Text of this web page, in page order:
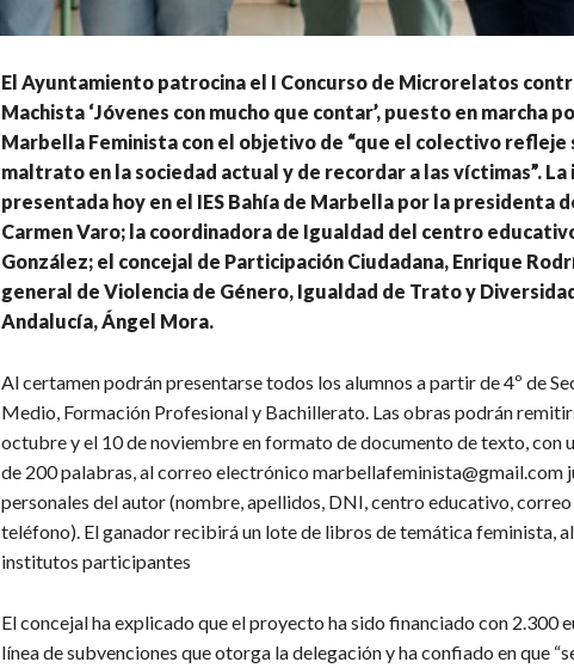
El Ayuntamiento patrocina el I Concurso de Microrelatos
Machista ‘Jóvenes con mucho que contar’, puesto en marcha
Marbella Feminista con el objetivo de “que el colectivo refleje
maltrato en la sociedad actual y de recordar a las víctimas”. La
presentada hoy en el IES Bahía de Marbella por la presidenta
Carmen Varo; la coordinadora de Igualdad del centro
González; el concejal de Participación Ciudadana, Enrique
general de Violencia de Género, Igualdad de Trato y
Andalucía, Ángel Mora.
Al certamen podrán presentarse todos los alumnos a partir de 4º de
Medio, Formación Profesional y Bachillerato. Las obras podrán
octubre y el 10 de noviembre en formato de documento de texto, con
de 200 palabras, al correo electrónico marbellafeminista@gmail.com
personales del autor (nombre, apellidos, DNI, centro educativo,
teléfono). El ganador recibirá un lote de libros de temática feminista,
institutos participantes
El concejal ha explicado que el proyecto ha sido financiado con 2.300
línea de subvenciones que otorga la delegación y ha confiado en que